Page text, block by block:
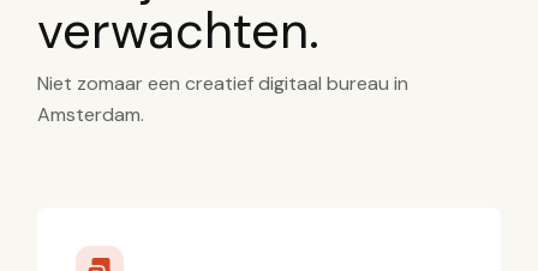
verwachten.
Niet zomaar een creatief digitaal bureau in
Amsterdam.